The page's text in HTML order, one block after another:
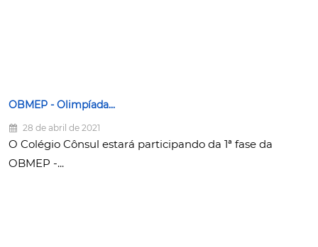
OBMEP - Olimpíada...
28 de abril de 2021
O Colégio Cônsul estará participando da 1ª fase da
OBMEP -...